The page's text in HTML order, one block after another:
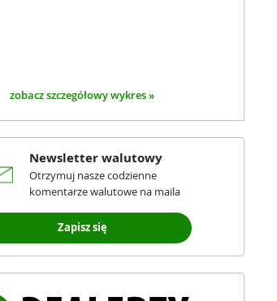
zobacz szczegółowy wykres »
Newsletter walutowy
Otrzymuj nasze codzienne
komentarze walutowe na maila
Zapisz się